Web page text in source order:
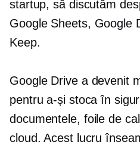
startup, să discutăm
Google Sheets, Google
Keep.
Google Drive a devenit
pentru a-și stoca în
documentele, foile de
cloud. Acest lucru